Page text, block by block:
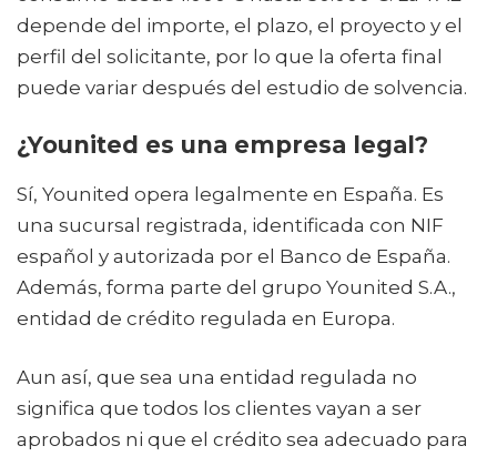
depende del importe, el plazo, el proyecto y el
perfil del solicitante, por lo que la oferta final
puede variar después del estudio de solvencia.
¿Younited es una empresa legal?
Sí, Younited opera legalmente en España. Es
una sucursal registrada, identificada con NIF
español y autorizada por el Banco de España.
Además, forma parte del grupo Younited S.A.,
entidad de crédito regulada en Europa.
Aun así, que sea una entidad regulada no
significa que todos los clientes vayan a ser
aprobados ni que el crédito sea adecuado para